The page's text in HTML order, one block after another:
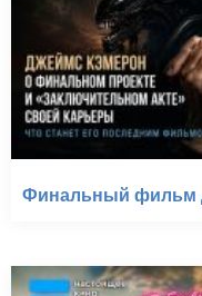
Финальный фильм